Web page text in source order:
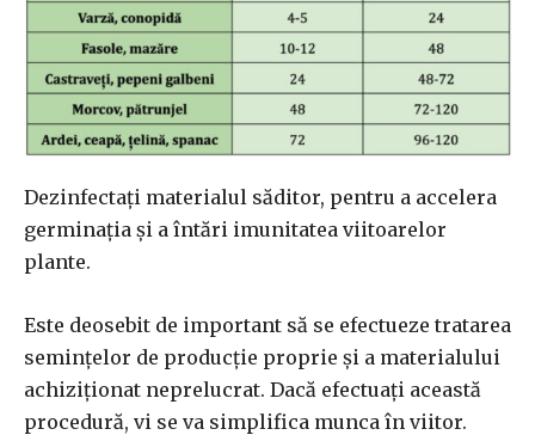
Dezinfectați materialul săditor, pentru a accelera
germinația și a întări imunitatea viitoarelor
plante.
Este deosebit de important să se efectueze tratarea
semințelor de producție proprie și a materialului
achiziționat neprelucrat. Dacă efectuați această
procedură, vi se va simplifica munca în viitor.